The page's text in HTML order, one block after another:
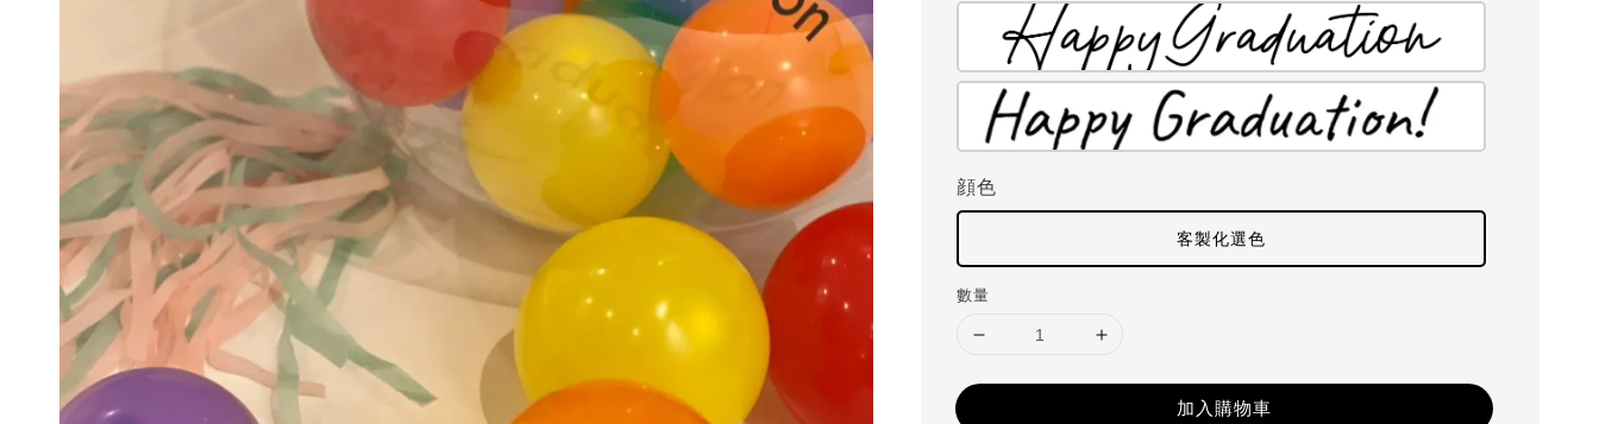
顔色
客製化選色
數量
加入購物車